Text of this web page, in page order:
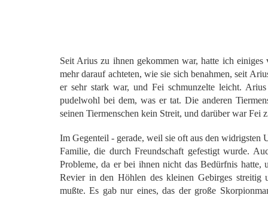
Seit Arius zu ihnen gekommen war, hatte ich
mehr darauf achteten, wie sie sich benahmen, seit
er sehr stark war, und Fei schmunzelte leicht.
pudelwohl bei dem, was er tat. Die anderen
seinen Tiermenschen kein Streit, und darüber war Fei
Im Gegenteil - gerade, weil sie oft aus den widrigsten
Familie, die durch Freundschaft gefestigt wurde.
Probleme, da er bei ihnen nicht das Bedürfnis hatte,
Revier in den Höhlen des kleinen Gebirges streitig
mußte. Es gab nur eines, das der große